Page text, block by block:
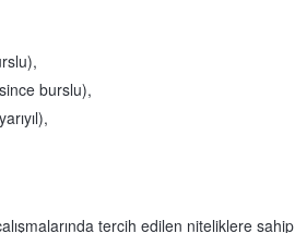
burslu),
tercih edilen niteliklere sahip